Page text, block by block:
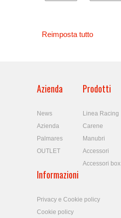
Reimposta tutto
Azienda
News
Azienda
Palmares
OUTLET
Prodotti
Linea Racing
Carene
Manubri
Accessori
Accessori box
Informazioni
Privacy e Cookie policy
Cookie policy